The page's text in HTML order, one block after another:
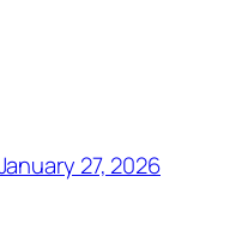
27, 2026